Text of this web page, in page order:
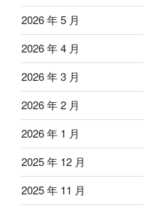
2026 年 5 月
2026 年 4 月
2026 年 3 月
2026 年 2 月
2026 年 1 月
2025 年 12 月
2025 年 11 月